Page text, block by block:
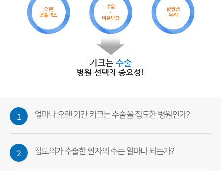
1 얼마나 오랜 기간 키크는 수술을 집도한 병원인가?
2 집도의가 수술한 환자의 수는 얼마나 되는가?